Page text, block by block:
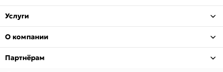
Услуги
О компании
Партнёрам